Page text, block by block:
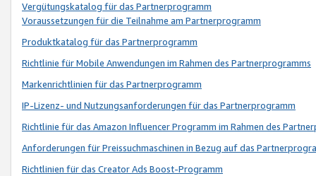
Vergütungskatalog für das Partnerprogramm
Voraussetzungen für die Teilnahme am Partnerprogramm
Produktkatalog für das Partnerprogramm
Richtlinie für Mobile Anwendungen im Rahmen des Partnerprogramms
Markenrichtlinien für das Partnerprogramm
IP-Lizenz- und Nutzungsanforderungen für das Partnerprogramm
Richtlinie für das Amazon Influencer Programm im Rahmen des
Anforderungen für Preissuchmaschinen in Bezug auf das
Richtlinien für das Creator Ads Boost-Programm